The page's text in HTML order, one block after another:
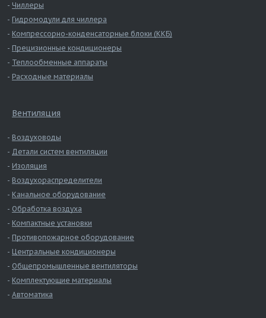
Чиллеры
Гидромодули для чиллера
Компрессорно-конденсаторные блоки (ККБ)
Прецизионные кондиционеры
Теплообменные аппараты
Расходные материалы
Вентиляция
Воздуховоды
Детали систем вентиляции
Изоляция
Воздухораспределители
Канальное оборудование
Обработка воздуха
Компактные установки
Противопожарное оборудование
Центральные кондиционеры
Общепромышленные вентиляторы
Комплектующие материалы
Автоматика